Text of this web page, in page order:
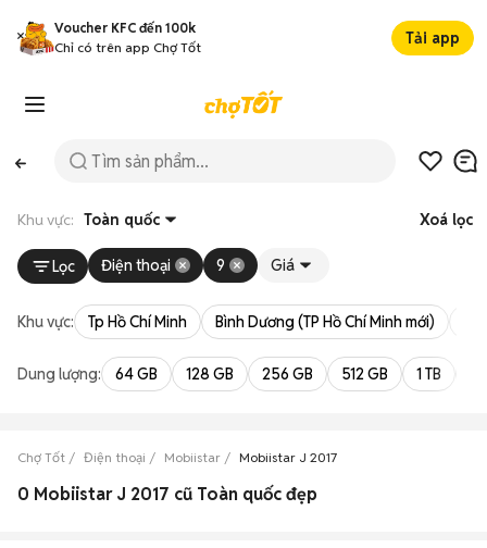
Voucher KFC đến 100k
Chỉ có trên app Chợ Tốt
Tải app
Khu vực: Toàn quốc Xoá lọc
Lọc Điện thoại 9 Giá
Khu vực: Tp Hồ Chí Minh Bình Dương (TP Hồ Chí Minh mới)
Dung lượng: 64 GB 128 GB 256 GB 512 GB 1 TB
Chợ Tốt Điện thoại Mobiistar Mobiistar J 2017
0 Mobiistar J 2017 cũ Toàn quốc đẹp